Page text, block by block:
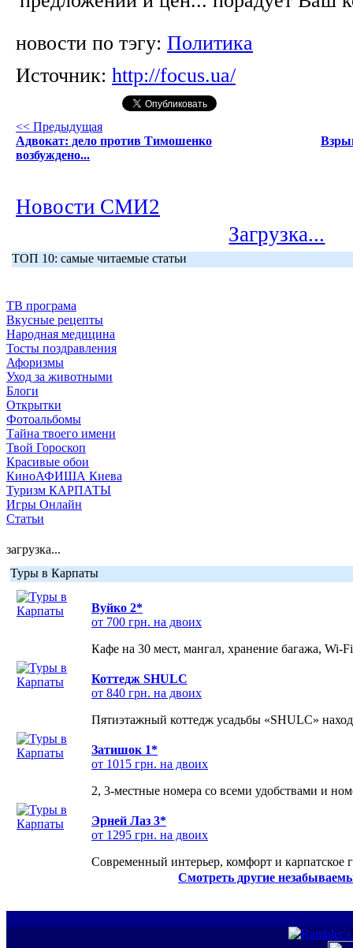
новости по тэгу: Политика
Источник: http://focus.ua/
<< Предыдущая
Адвокат: дело против Тимошенко
возбуждено...
Новости СМИ2
Загрузка...
ТОП 10: самые читаемые статьи
ТВ програма
Вкусные рецепты
Народная медицина
Тосты поздравления
Афоризмы
Уход за животными
Блоги
Открытки
Фотоальбомы
Тайна твоего имени
Твой Гороскоп
Красивые обои
КиноАФИША Киева
Туризм КАРПАТЫ
Игры Онлайн
Статьи
загрузка...
Туры в Карпаты
Вуйко 2*
от 700 грн. на двоих
Кафе на 30 мест, мангал, хранение багажа, Wi-
Коттедж SHULC
от 840 грн. на двоих
Пятиэтажный коттедж усадьбы «SHULC»
Затишок 1*
от 1015 грн. на двоих
2, 3-местные номера со всеми удобствами и
Эрней Лаз 3*
от 1295 грн. на двоих
Современный интерьер, комфорт и карпатское
Смотреть другие